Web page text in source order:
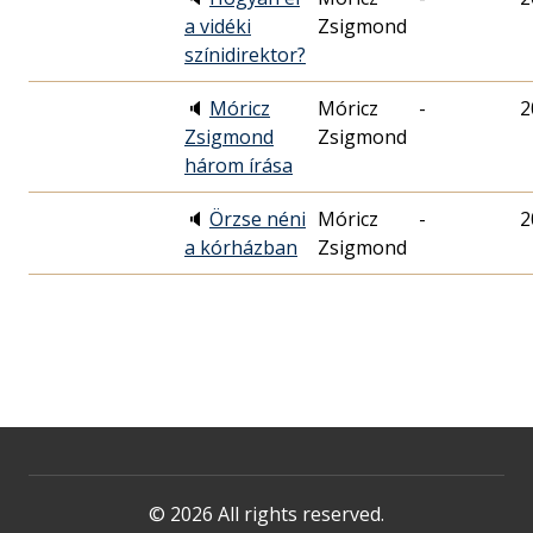
a vidéki
színidirektor?
Zsigmond
🔈 Móricz
Zsigmond
három írása
Móricz
Zsigmond
-
🔈 Örzse néni
a kórházban
Móricz
Zsigmond
-
© 2026 All rights reserved.